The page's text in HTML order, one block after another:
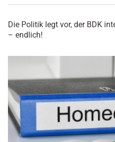
Die Politik legt vor, der BDK
– endlich!